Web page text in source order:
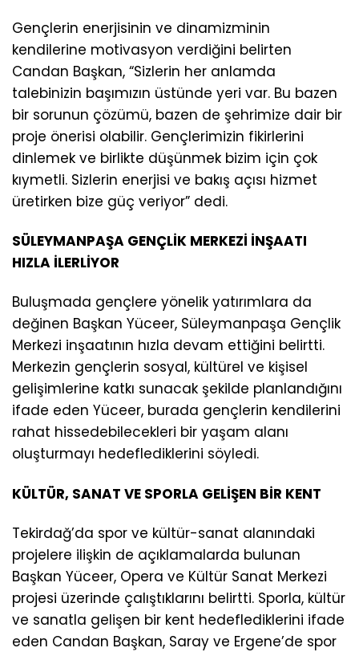
Gençlerin enerjisinin ve dinamizminin
kendilerine motivasyon verdiğini belirten
Candan Başkan, “Sizlerin her anlamda
talebinizin başımızın üstünde yeri var. Bu bazen
bir sorunun çözümü, bazen de şehrimize dair bir
proje önerisi olabilir. Gençlerimizin fikirlerini
dinlemek ve birlikte düşünmek bizim için çok
kıymetli. Sizlerin enerjisi ve bakış açısı hizmet
üretirken bize güç veriyor” dedi.
SÜLEYMANPAŞA GENÇLİK MERKEZİ İNŞAATI
HIZLA İLERLİYOR
Buluşmada gençlere yönelik yatırımlara da
değinen Başkan Yüceer, Süleymanpaşa Gençlik
Merkezi inşaatının hızla devam ettiğini belirtti.
Merkezin gençlerin sosyal, kültürel ve kişisel
gelişimlerine katkı sunacak şekilde planlandığını
ifade eden Yüceer, burada gençlerin kendilerini
rahat hissedebilecekleri bir yaşam alanı
oluşturmayı hedeflediklerini söyledi.
KÜLTÜR, SANAT VE SPORLA GELİŞEN BİR KENT
Tekirdağ’da spor ve kültür-sanat alanındaki
projelere ilişkin de açıklamalarda bulunan
Başkan Yüceer, Opera ve Kültür Sanat Merkezi
projesi üzerinde çalıştıklarını belirtti. Sporla, kültür
ve sanatla gelişen bir kent hedeflediklerini ifade
eden Candan Başkan, Saray ve Ergene’de spor